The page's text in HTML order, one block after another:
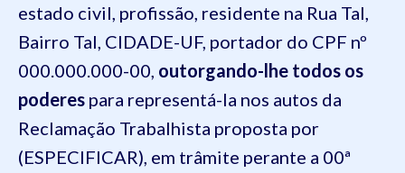
estado civil, profissão, residente na Rua Tal,
Bairro Tal, CIDADE-UF, portador do CPF nº
000.000.000-00, outorgando-lhe todos os
poderes para representá-la nos autos da
Reclamação Trabalhista proposta por
(ESPECIFICAR), em trâmite perante a 00ª